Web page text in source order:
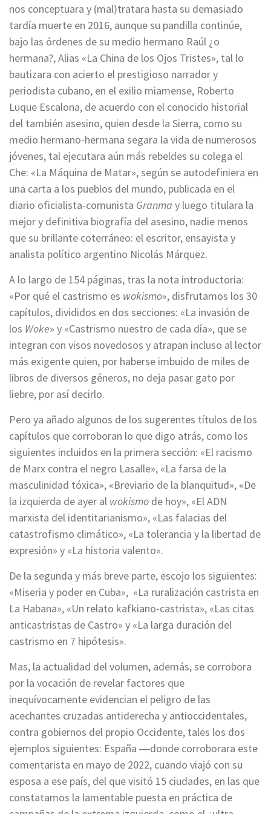
nos conceptuara y (mal)tratara hasta su demasiado
tardía muerte en 2016, aunque su pandilla continúe,
bajo las órdenes de su medio hermano Raúl ¿o
hermana?, Alias «La China de los Ojos Tristes», tal lo
bautizara con acierto el prestigioso narrador y
periodista cubano, en el exilio miamense, Roberto
Luque Escalona, de acuerdo con el conocido historial
del también asesino, quien desde la Sierra, como su
medio hermano-hermana segara la vida de numerosos
jóvenes, tal ejecutara aún más rebeldes su colega el
Che: «La Máquina de Matar», según se autodefiniera en
una carta a los pueblos del mundo, publicada en el
diario oficialista-comunista Granma y luego titulara la
mejor y definitiva biografía del asesino, nadie menos
que su brillante coterráneo: el escritor, ensayista y
analista político argentino Nicolás Márquez.
A lo largo de 154 páginas, tras la nota introductoria:
«Por qué el castrismo es wokismo», disfrutamos los 30
capítulos, divididos en dos secciones: «La invasión de
los Woke» y «Castrismo nuestro de cada día», que se
integran con visos novedosos y atrapan incluso al lector
más exigente quien, por haberse imbuido de miles de
libros de diversos géneros, no deja pasar gato por
liebre, por así decirlo.
Pero ya añado algunos de los sugerentes títulos de los
capítulos que corroboran lo que digo atrás, como los
siguientes incluidos en la primera sección: «El racismo
de Marx contra el negro Lasalle», «La farsa de la
masculinidad tóxica», «Breviario de la blanquitud», «De
la izquierda de ayer al wokismo de hoy», «El ADN
marxista del identitarianismo», «Las falacias del
catastrofismo climático», «La tolerancia y la libertad de
expresión» y «La historia valento».
De la segunda y más breve parte, escojo los siguientes:
«Miseria y poder en Cuba», «La ruralización castrista en
La Habana», «Un relato kafkiano-castrista», «Las citas
anticastristas de Castro» y «La larga duración del
castrismo en 7 hipótesis».
Mas, la actualidad del volumen, además, se corrobora
por la vocación de revelar factores que
inequívocamente evidencian el peligro de las
acechantes cruzadas antiderecha y antioccidentales,
contra gobiernos del propio Occidente, tales los dos
ejemplos siguientes: España ―donde corroborara este
comentarista en mayo de 2022, cuando viajó con su
esposa a ese país, del que visitó 15 ciudades, en las que
constatamos la lamentable puesta en práctica de